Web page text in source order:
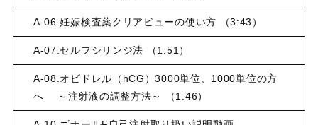
A-06.妊娠検査薬クリアビューの使い方 （3:43）
A-07.セルフシリンジ法 （1:51）
A-08.オビドレル（hCG）3000単位、1000単位の方
へ ～注射液の調整方法～ （1:46）